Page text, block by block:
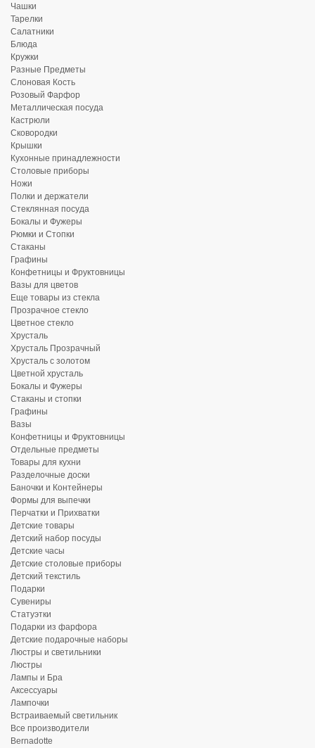
Чашки
Тарелки
Салатники
Блюда
Кружки
Разные Предметы
Слоновая Кость
Розовый Фарфор
Металлическая посуда
Кастрюли
Сковородки
Крышки
Кухонные принадлежности
Столовые приборы
Ножи
Полки и держатели
Стеклянная посуда
Бокалы и Фужеры
Рюмки и Стопки
Стаканы
Графины
Конфетницы и Фруктовницы
Вазы для цветов
Еще товары из стекла
Прозрачное стекло
Цветное стекло
Хрусталь
Хрусталь Прозрачный
Хрусталь с золотом
Цветной хрусталь
Бокалы и Фужеры
Стаканы и стопки
Графины
Вазы
Конфетницы и Фруктовницы
Отдельные предметы
Товары для кухни
Разделочные доски
Баночки и Контейнеры
Формы для выпечки
Перчатки и Прихватки
Детские товары
Детский набор посуды
Детские часы
Детские столовые приборы
Детский текстиль
Подарки
Сувениры
Статуэтки
Подарки из фарфора
Детские подарочные наборы
Люстры и светильники
Люстры
Лампы и Бра
Аксессуары
Лампочки
Встраиваемый светильник
Все производители
Bernadotte